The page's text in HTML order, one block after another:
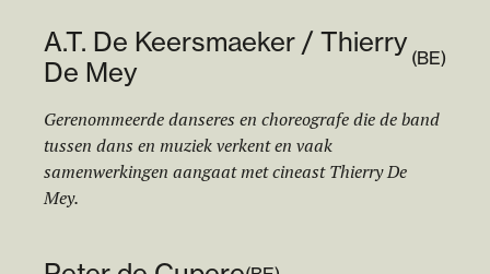
A.T. De Keersmaeker / Thierry
De Mey
(BE)
Gerenommeerde danseres en choreografe die de band
tussen dans en muziek verkent en vaak
samenwerkingen aangaat met cineast Thierry De
Mey.